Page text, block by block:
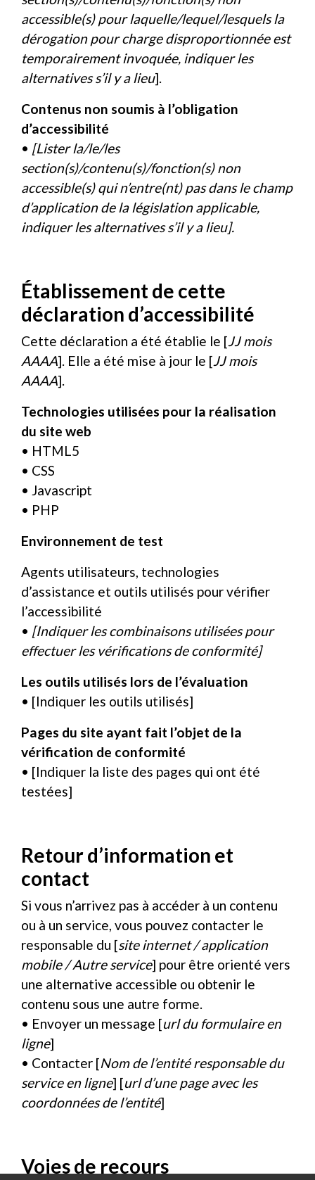
accessible(s) pour laquelle/lequel/lesquels la
dérogation pour charge disproportionnée est
temporairement invoquée, indiquer les
alternatives s’il y a lieu].
Contenus non soumis à l’obligation
d’accessibilité
• [Lister la/le/les
section(s)/contenu(s)/fonction(s) non
accessible(s) qui n’entre(nt) pas dans le champ
d’application de la législation applicable,
indiquer les alternatives s’il y a lieu].
Établissement de cette
déclaration d’accessibilité
Cette déclaration a été établie le [JJ mois
AAAA]. Elle a été mise à jour le [JJ mois
AAAA].
Technologies utilisées pour la réalisation
du site web
• HTML5
• CSS
• Javascript
• PHP
Environnement de test
Agents utilisateurs, technologies
d’assistance et outils utilisés pour vérifier
l’accessibilité
• [Indiquer les combinaisons utilisées pour
effectuer les vérifications de conformité]
Les outils utilisés lors de l’évaluation
• [Indiquer les outils utilisés]
Pages du site ayant fait l’objet de la
vérification de conformité
• [Indiquer la liste des pages qui ont été
testées]
Retour d’information et
contact
Si vous n’arrivez pas à accéder à un contenu
ou à un service, vous pouvez contacter le
responsable du [site internet / application
mobile / Autre service] pour être orienté vers
une alternative accessible ou obtenir le
contenu sous une autre forme.
• Envoyer un message [url du formulaire en
ligne]
• Contacter [Nom de l’entité responsable du
service en ligne] [url d’une page avec les
coordonnées de l’entité]
Voies de recours